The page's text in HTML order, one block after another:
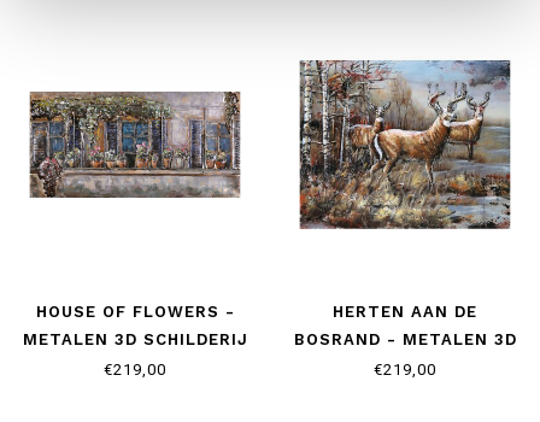
HOUSE OF FLOWERS -
METALEN 3D SCHILDERIJ
€219,00
HERTEN AAN DE
BOSRAND - METALEN 3D
SCHILDERIJ
€219,00